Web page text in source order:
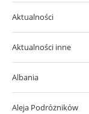
Aktualności
Aktualności inne
Albania
Aleja Podróżników